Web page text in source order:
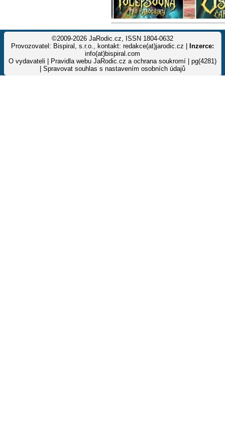
©2009-2026 JaRodic.cz, ISSN 1804-0632
Provozovatel: Bispiral, s.r.o., kontakt: redakce(at)jarodic.cz |
Inzerce:
info(at)bispiral.com
O vydavateli
Pravidla webu JaRodic.cz a ochrana soukromí | pg(4281)
Spravovat souhlas s nastavením osobních údajů